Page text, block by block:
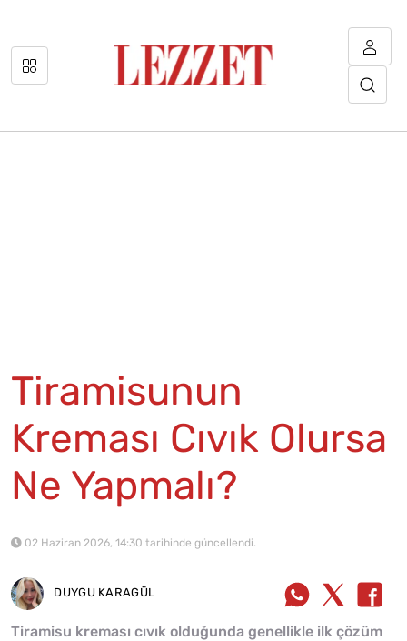
Tiramisunun
Kreması Cıvık Olursa
Ne Yapmalı?
02 Haziran 2026, 14:30 tarihinde güncellendi.
DUYGU KARAGÜL
Tiramisu kreması cıvık olduğunda genellikle ilk çözüm